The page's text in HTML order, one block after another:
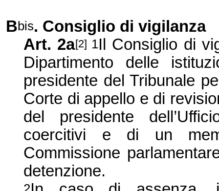
Bbis. Consiglio di vigilanza
Art. 2a[2] 1Il Consiglio di
Dipartimento delle
presidente del Tribunale
Corte di appello e di
del presidente
coercitivi e di un
Commissione
detenzione.